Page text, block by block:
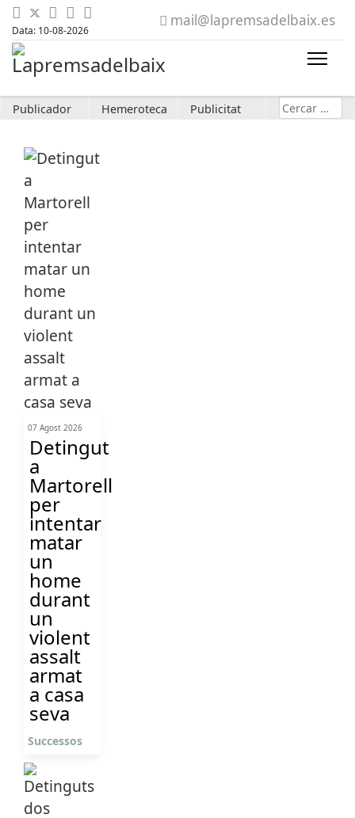
Data: 10-08-2026
mail@lapremsadelbaix.es
Publicador Hemeroteca Publicitat Cerca
07 Agost 2026
Detingut
a
Martorell
per
intentar
matar
un
home
durant
un
violent
assalt
armat
a casa
seva
Successos